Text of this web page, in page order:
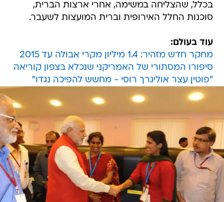
בכלל, שהצליחה במשימה, אחרי ארצות הברית,
סוכנות החלל האירופית וברית המועצות לשעבר.
עוד בעולם:
מחקר חדש מזהיר: 1.4 מיליון מקרי אבולה עד 2015
סיפורו המסתורי של האמריקני שנכלא בצפון קוריאה
"פוטין עצר אוליגרך רוסי - מחשש להפיכה נגדו"